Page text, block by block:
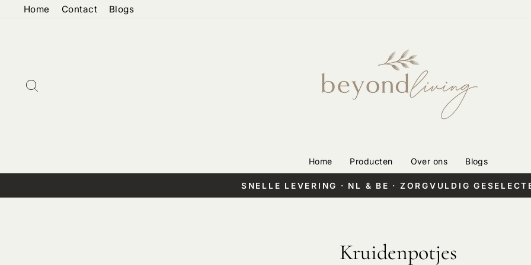
Doorgaan
Home Contact Blogs
Home Producten Over ons Blogs
SNELLE LEVERING · NL & BE · ZORGVULDIG
Kruidenpotjes